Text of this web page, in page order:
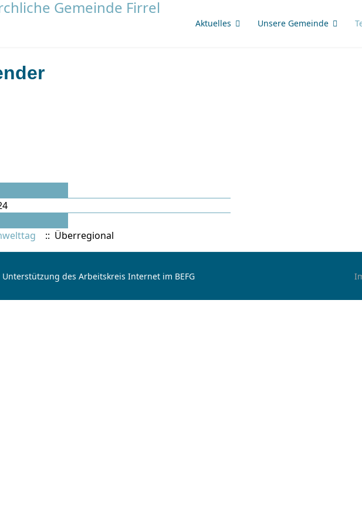
Aktuelles Unsere Gemeinde
:: Überregional
des Arbeitskreis Internet im BEFG